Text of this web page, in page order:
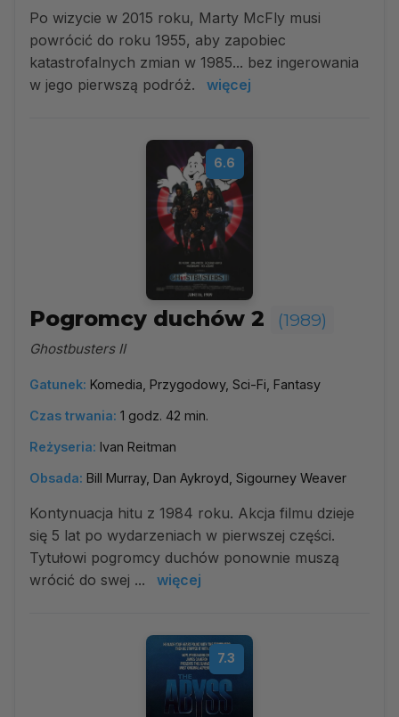
Po wizycie w 2015 roku, Marty McFly musi
powrócić do roku 1955, aby zapobiec
katastrofalnych zmian w 1985... bez ingerowania
w jego pierwszą podróż.
więcej
6.6
Pogromcy duchów 2 (1989)
Ghostbusters II
Gatunek: Komedia, Przygodowy, Sci-Fi, Fantasy
Czas trwania: 1 godz. 42 min.
Reżyseria: Ivan Reitman
Obsada: Bill Murray, Dan Aykroyd, Sigourney Weaver
Kontynuacja hitu z 1984 roku. Akcja filmu dzieje
się 5 lat po wydarzeniach w pierwszej części.
Tytułowi pogromcy duchów ponownie muszą
wrócić do swej ...
więcej
7.3